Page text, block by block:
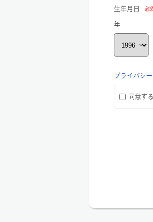
生年月日 必
年
プライバシ
同意する